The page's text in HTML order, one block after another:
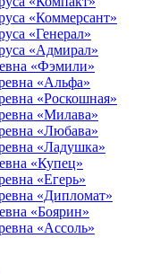
«Коммерсант»
«Генерал»
«Адмирал»
«Фэмили»
«Альфа»
«Роскошная»
«Милава»
«Любава»
«Ладушка»
«Купец»
«Егерь»
«Дипломат»
«Боярин»
«Ассоль»